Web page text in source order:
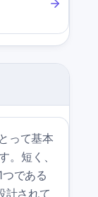
って基本
。短く、
である
計されて